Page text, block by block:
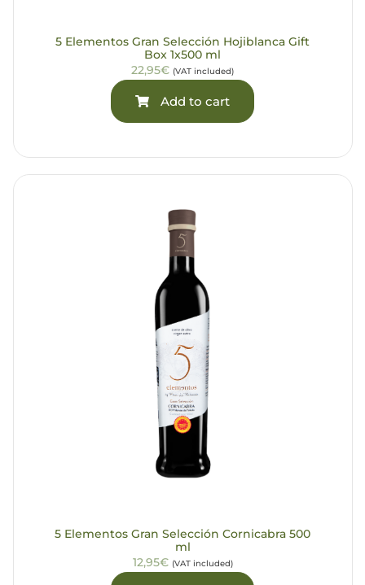
5 Elementos Gran Selección Hojiblanca Gift
Box 1x500 ml
22,95€ (VAT included)
Add to cart
5 Elementos Gran Selección Cornicabra 500
ml
12,95€ (VAT included)